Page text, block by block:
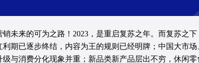
销未来的可为之路！2023，是重启复苏之年。而复苏之
利期已逐步终结，内容为王的规则已经明牌；中国大市
级与消费分化现象并重；新品类新产品层出不穷，休闲